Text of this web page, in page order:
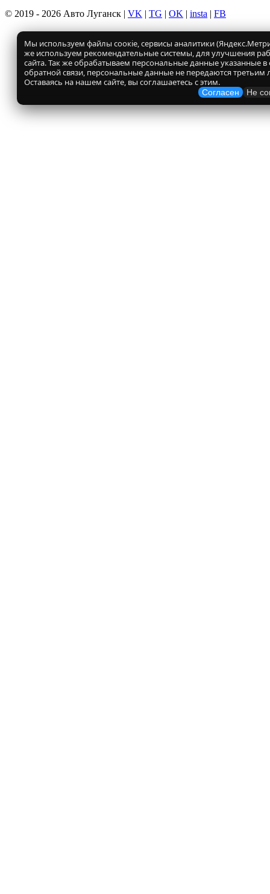
© 2019 - 2026 Авто Луганск | VK | TG | OK | insta | FB
Мы используем файлы соокіе, сервисы аналитики
же используем рекомендательные системы, для улучшения
сайта. Так же обрабатываем персональные данные указанные
обратной связи, персональные данные не передаются третьим
Оставаясь на нашем сайте, вы соглашаетесь с этим.
Согласен Не